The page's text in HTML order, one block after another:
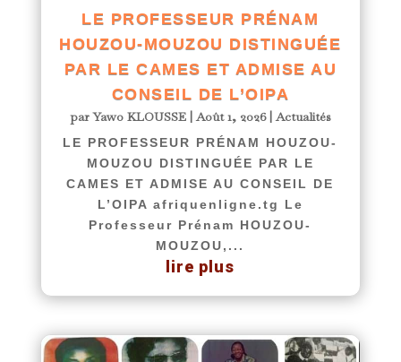
LE PROFESSEUR PRÉNAM
HOUZOU-MOUZOU DISTINGUÉE
PAR LE CAMES ET ADMISE AU
CONSEIL DE L’OIPA
parYawo KLOUSSE|Août 1, 2026|Actualités
LE PROFESSEUR PRÉNAM HOUZOU-
MOUZOU DISTINGUÉE PAR LE
CAMES ET ADMISE AU CONSEIL DE
L’OIPA afriquenligne.tg Le
Professeur Prénam HOUZOU-
MOUZOU,...
lire plus